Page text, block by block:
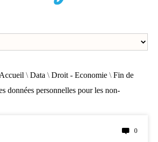
Accueil \ Data \ Droit - Economie \ Fin de
données personnelles pour les non-
0